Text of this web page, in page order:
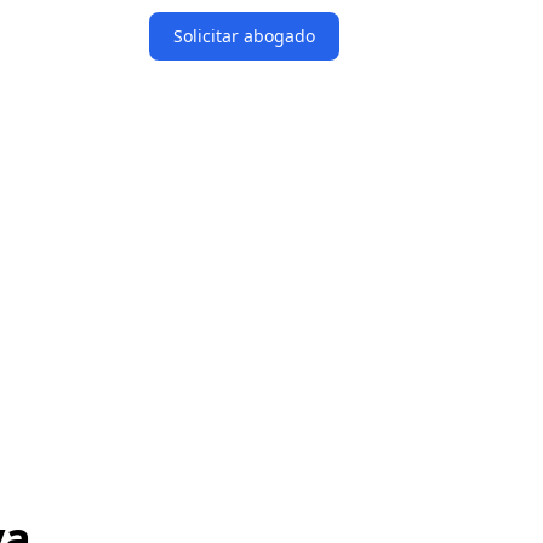
Solicitar abogado